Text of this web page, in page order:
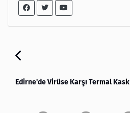
Edirne'de Virüse Karşı Termal Kask